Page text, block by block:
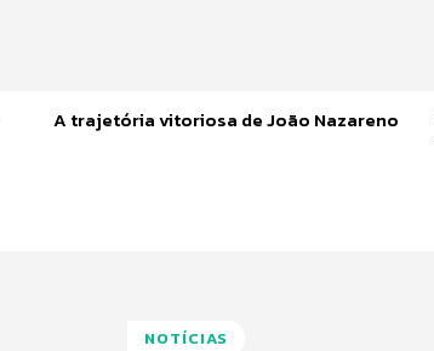
A trajetória vitoriosa de João Nazareno
NOTÍCIAS